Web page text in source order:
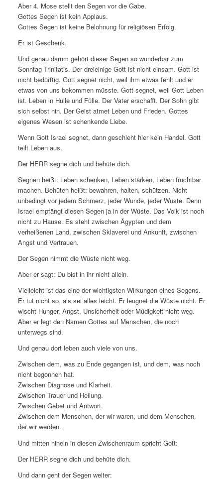
Aber 4. Mose stellt den Segen vor die Gabe.
Gottes Segen ist kein Applaus.
Gottes Segen ist keine Belohnung für religiösen Erfolg.
Er ist Geschenk.
Und genau darum gehört dieser Segen so wunderbar zum
Sonntag Trinitatis. Der dreieinige Gott ist nicht einsam. Gott ist
nicht bedürftig. Gott segnet nicht, weil ihm etwas fehlt und er
etwas von uns bekommen müsste. Gott segnet, weil Gott Leben
ist. Leben in Hülle und Fülle. Der Vater erschafft. Der Sohn gibt
sich selbst hin. Der Geist atmet Leben und Frieden. Gottes
eigenes Wesen ist schenkende Liebe.
Wenn Gott Israel segnet, dann geschieht hier kein Handel. Gott
teilt Leben aus.
Der HERR segne dich und behüte dich.
Segnen heißt: Leben schenken, Leben stärken, Leben fruchtbar
machen. Behüten heißt: bewahren, halten, schützen. Nicht
unbedingt vor jedem Schmerz, jeder Wunde, jeder Wüste. Denn
Israel empfängt diesen Segen ja in der Wüste. Das Volk ist noch
nicht zu Hause. Es steht zwischen Ägypten und dem
verheißenen Land, zwischen Sklaverei und Ankunft, zwischen
Angst und Vertrauen.
Der Segen nimmt die Wüste nicht weg.
Aber er sagt: Du bist in ihr nicht allein.
Vielleicht ist das eine der wichtigsten Wirkungen eines Segens.
Er tut nicht so, als sei alles leicht. Er leugnet die Wüste nicht. Er
wischt Hunger, Angst, Unsicherheit oder Müdigkeit nicht weg.
Aber er legt den Namen Gottes auf Menschen, die noch
unterwegs sind.
Und genau dort leben auch viele von uns.
Zwischen dem, was zu Ende gegangen ist, und dem, was noch
nicht begonnen hat.
Zwischen Diagnose und Klarheit.
Zwischen Trauer und Heilung.
Zwischen Gebet und Antwort.
Zwischen dem Menschen, der wir waren, und dem Menschen,
der wir werden.
Und mitten hinein in diesen Zwischenraum spricht Gott:
Der HERR segne dich und behüte dich.
Und dann geht der Segen weiter: